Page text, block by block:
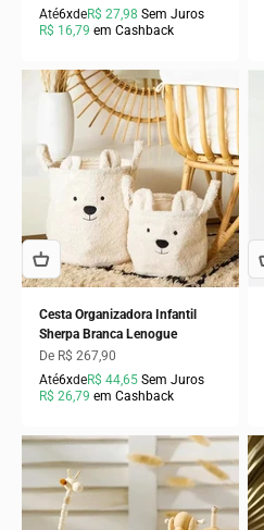
Até6xdeR$ 27,98 Sem Juros
R$ 16,79 em Cashback
Cesta Organizadora Infantil
Sherpa Branca Lenogue
Preço promocional
De R$ 267,90
Até6xdeR$ 44,65 Sem Juros
R$ 26,79 em Cashback